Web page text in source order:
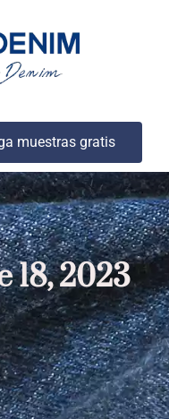
muestras gratis
2023